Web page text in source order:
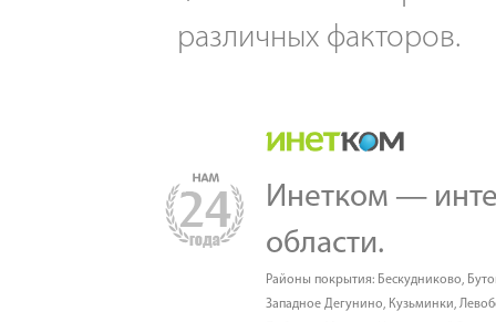
различных факторов.
Инетком —
области.
Районы покрытия: Бескудниково,
Западное Дегунино, Кузьминки,